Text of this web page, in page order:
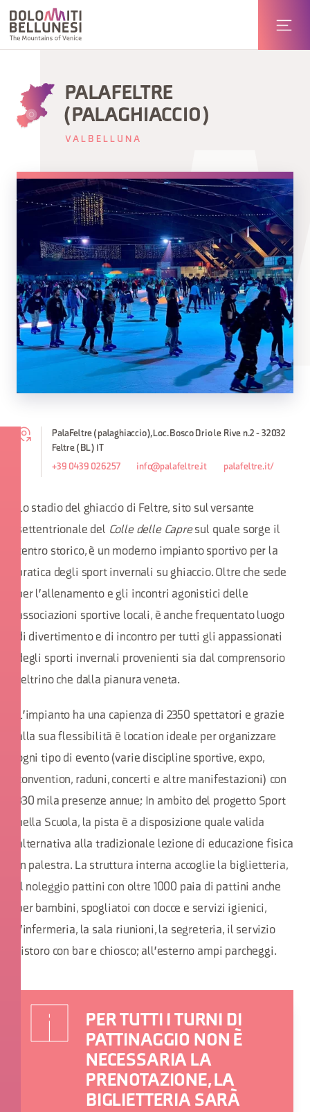
PALAFELTRE
(PALAGHIACCIO)
VALBELLUNA
PalaFeltre (palaghiaccio), Loc. Bosco Drio le Rive n.2 - 32032
Feltre (BL) IT
+39 0439 026257 info@palafeltre.it palafeltre.it/
Lo stadio del ghiaccio di Feltre, sito sul versante
settentrionale del Colle delle Capresul quale sorge il
centro storico, è un moderno impianto sportivo per la
pratica degli sport invernali su ghiaccio. Oltre che sede
per l'allenamento e gli incontri agonistici delle
associazioni sportive locali, è anche frequentato luogo
di divertimento e di incontro per tutti gli appassionati
degli sporti invernali provenienti sia dal comprensorio
feltrino che dalla pianura veneta.
L'impianto ha una capienza di 2350 spettatori e grazie
alla sua flessibilità è location ideale per organizzare
ogni tipo di evento (varie discipline sportive, expo,
convention, raduni, concerti e altre manifestazioni) con
330 mila presenze annue; In ambito del progetto Sport
nella Scuola, la pista è a disposizione quale valida
alternativa alla tradizionale lezione di educazione fisica
in palestra. La struttura interna accoglie la biglietteria,
il noleggio pattini con oltre 1000 paia di pattini anche
per bambini, spogliatoi con docce e servizi igienici,
l'infermeria, la sala riunioni, la segreteria, il servizio
ristoro con bar e chiosco; all'esterno ampi parcheggi.
PER TUTTI I TURNI DI
PATTINAGGIO NON È
NECESSARIA LA
PRENOTAZIONE, LA
BIGLIETTERIA SARÀ